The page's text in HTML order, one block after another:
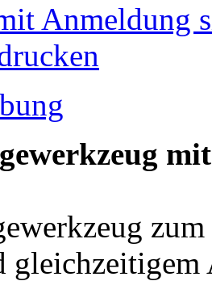
Anmeldung
gleichzeitigem